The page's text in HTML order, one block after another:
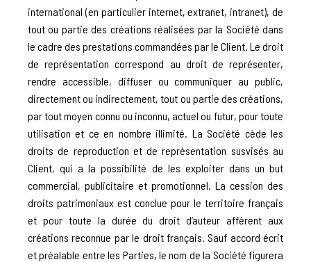
international (en particulier internet, extranet, intranet), de
tout ou partie des créations réalisées par la Société dans
le cadre des prestations commandées par le Client. Le droit
de représentation correspond au droit de représenter,
rendre accessible, diffuser ou communiquer au public,
directement ou indirectement, tout ou partie des créations,
par tout moyen connu ou inconnu, actuel ou futur, pour toute
utilisation et ce en nombre illimité. La Société cède les
droits de reproduction et de représentation susvisés au
Client, qui a la possibilité de les exploiter dans un but
commercial, publicitaire et promotionnel. La cession des
droits patrimoniaux est conclue pour le territoire français
et pour toute la durée du droit d’auteur afférent aux
créations reconnue par le droit français. Sauf accord écrit
et préalable entre les Parties, le nom de la Société figurera